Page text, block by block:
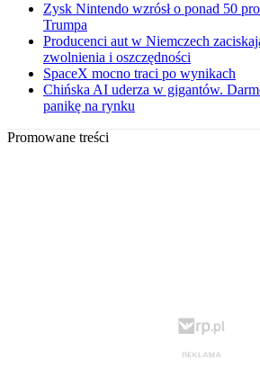
Zysk Nintendo wzrósł o ponad 50
Trumpa
Producenci aut w Niemczech
zwolnienia i oszczędności
SpaceX mocno traci po wynikach
Chińska AI uderza w gigantów.
panikę na rynku
Promowane treści